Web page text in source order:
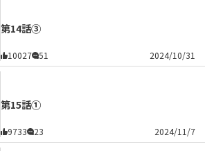
第14話③
10027 51 2024/10/31
第15話①
9733 23 2024/11/7